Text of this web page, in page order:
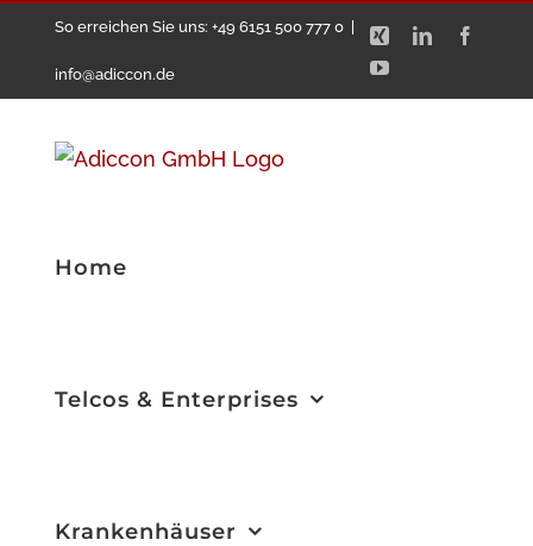
springen
So erreichen Sie uns: +49 6151 500 777 0
info@adiccon.de
Xing LinkedIn
YouTube
Home
Telcos & Enterprises
Krankenhäuser